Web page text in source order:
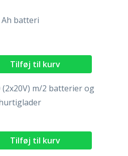
Ah batteri
(2x20V) m/2 batterier og